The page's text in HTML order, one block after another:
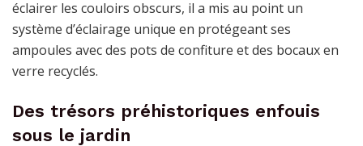
éclairer les couloirs obscurs, il a mis au point un
système d’éclairage unique en protégeant ses
ampoules avec des pots de confiture et des bocaux en
verre recyclés.
Des trésors préhistoriques enfouis
sous le jardin